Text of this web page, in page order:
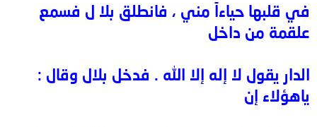
في قلبها حياءاً مني ، فانطلق بلا ل فسمع
علقمة من داخل
الدار يقول لا إله إلا الله . فدخل بلال وقال :
ياهؤلاء إن